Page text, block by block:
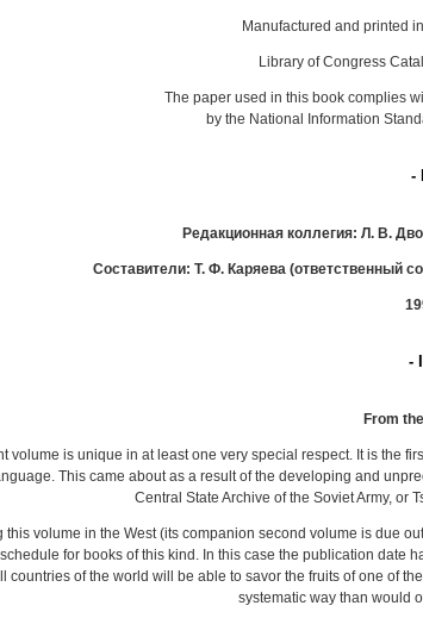
Manufactured and printed
Library of Congress
The paper used in this book complies
by the National Information
-
Редакционная коллегия: Л.В.
Составители: Т. Ф. Каряева (ответственный
-
From
volume is unique in at least one very special respect. It is the
This came about as a result of the developing and
Central State Archive of the Soviet Army, or
this volume in the West (its companion second volume is due
for books of this kind. In this case the publication date
countries of the world will be able to savor the fruits of one of
systematic way than would